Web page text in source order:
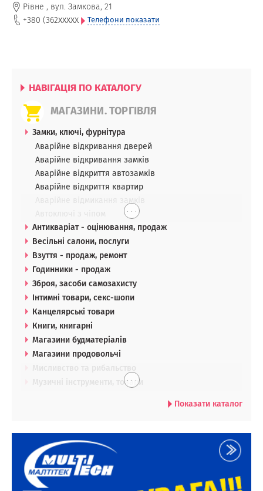
Рівне , вул. Замкова, 21
+380 (362xxxxx Телефони показати
НАВІГАЦІЯ ПО КАТАЛОГУ
МАГАЗИНИ. ТОРГІВЛЯ
Замки, ключі, фурнітура
Аварійне відкривання дверей
Аварійне відкривання замків
Аварійне відкриття автозамків
Аварійне відкриття квартир
. . .
Антикваріат - оцінювання, продаж
Весільні салони, послуги
Взуття - продаж, ремонт
Годинники - продаж
Зброя, засоби самозахисту
Інтимні товари, секс-шопи
Канцелярські товари
Книги, книгарні
Магазини будматеріалів
Магазини продовольчі
Музичні інструменти, товари
. . .
Показати каталог